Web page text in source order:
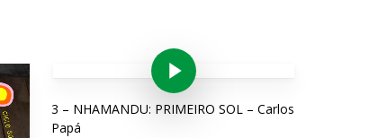
Play Video
3 – NHAMANDU: PRIMEIRO SOL – Carlos
Papá